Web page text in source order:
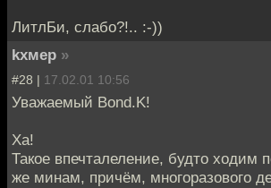
ЛитлБи, слабо?!.. :-))
kxмep »
#28 | 17.02.01 10:56
Уважаемый Bond.K!
Ха!
Такое впечталеление, будто ходим
же минам, причём, многоразового